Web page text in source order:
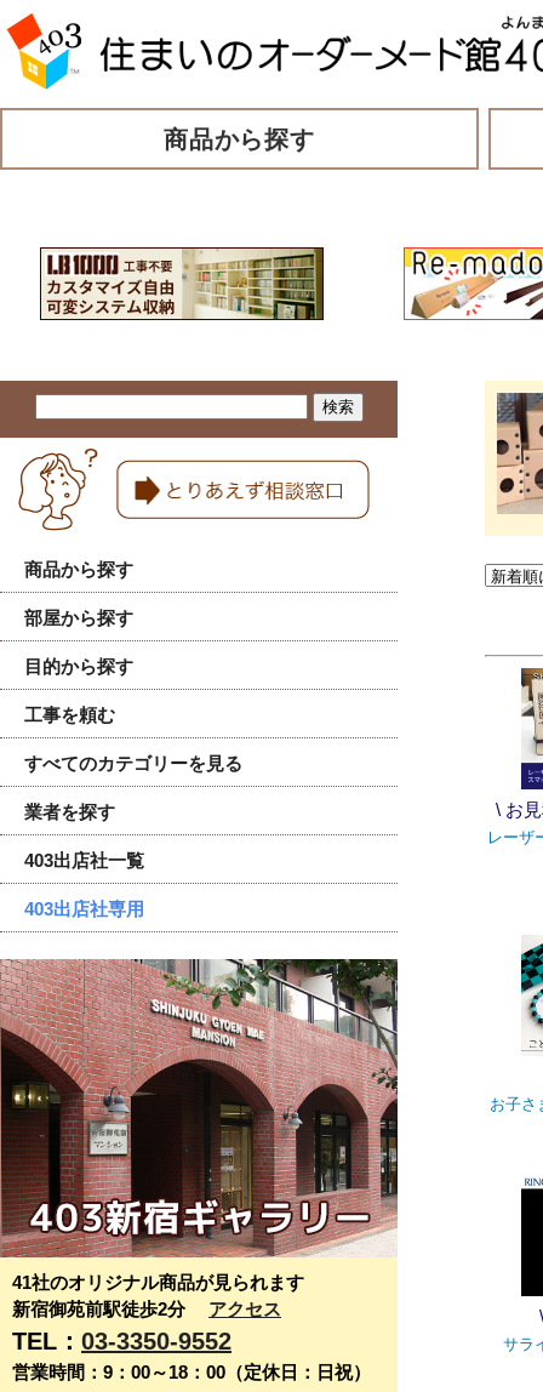
商品から探す
商品から探す
部屋から探す
目的から探す
工事を頼む
すべてのカテゴリーを見る
業者を探す
403出店社一覧
403出店社専用
41社のオリジナル商品が見られます
新宿御苑前駅徒歩2分 アクセス
TEL： 03-3350-9552
営業時間：9：00～18：00（定休日：日祝）
\ お
レーザ
お子さ
サラ